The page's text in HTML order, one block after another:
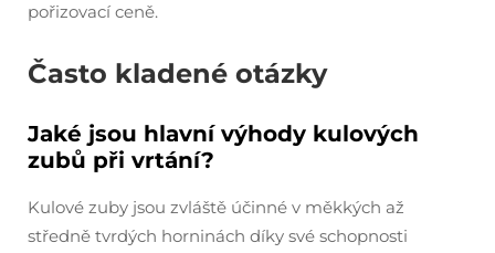
pořizovací ceně.
Často kladené otázky
Jaké jsou hlavní výhody kulových
zubů při vrtání?
Kulové zuby jsou zvláště účinné v měkkých až
středně tvrdých horninách díky své schopnosti